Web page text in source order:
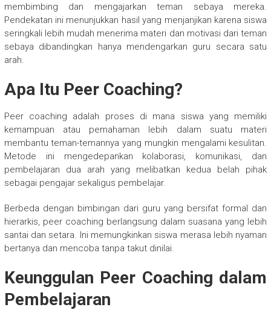
membimbing dan mengajarkan teman sebaya mereka.
Pendekatan ini menunjukkan hasil yang menjanjikan karena siswa
seringkali lebih mudah menerima materi dan motivasi dari teman
sebaya dibandingkan hanya mendengarkan guru secara satu
arah.
Apa Itu Peer Coaching?
Peer coaching adalah proses di mana siswa yang memiliki
kemampuan atau pemahaman lebih dalam suatu materi
membantu teman-temannya yang mungkin mengalami kesulitan.
Metode ini mengedepankan kolaborasi, komunikasi, dan
pembelajaran dua arah yang melibatkan kedua belah pihak
sebagai pengajar sekaligus pembelajar.
Berbeda dengan bimbingan dari guru yang bersifat formal dan
hierarkis, peer coaching berlangsung dalam suasana yang lebih
santai dan setara. Ini memungkinkan siswa merasa lebih nyaman
bertanya dan mencoba tanpa takut dinilai.
Keunggulan Peer Coaching dalam
Pembelajaran